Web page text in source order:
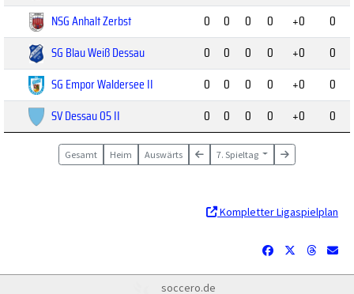
NSG Anhalt Zerbst
0 0 0 0 +0
0
SG Blau Weiß Dessau
0 0 0 0 +0
0
SG Empor Waldersee II
0 0 0 0 +0
0
SV Dessau 05 II
0 0 0 0 +0 0
Gesamt Heim Auswärts 7. Spieltag
Kompletter Ligaspielplan
soccero.de